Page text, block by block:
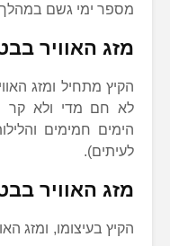
מספר ימי גשם
מזג האוויר
הקיץ מתחיל ומזג
לא חם מדי ולא קר
הימים חמימים
לעיתים).
מזג האוויר
הקיץ בעיצומו, ומזג